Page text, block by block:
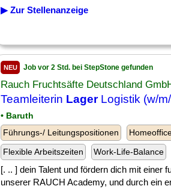
▶ Zur Stellenanzeige
NEU Job vor 2 Std. bei StepStone gefunden
Rauch Fruchtsäfte Deutschland
Teamleiterin LagerLogistik (w/
• Baruth
Führungs-/ Leitungspositionen
Flexible Arbeitszeiten
Work-Life-Balance
[. .. ] dein Talent und fördern dich mit einer
unserer RAUCH Academy, und durch ein